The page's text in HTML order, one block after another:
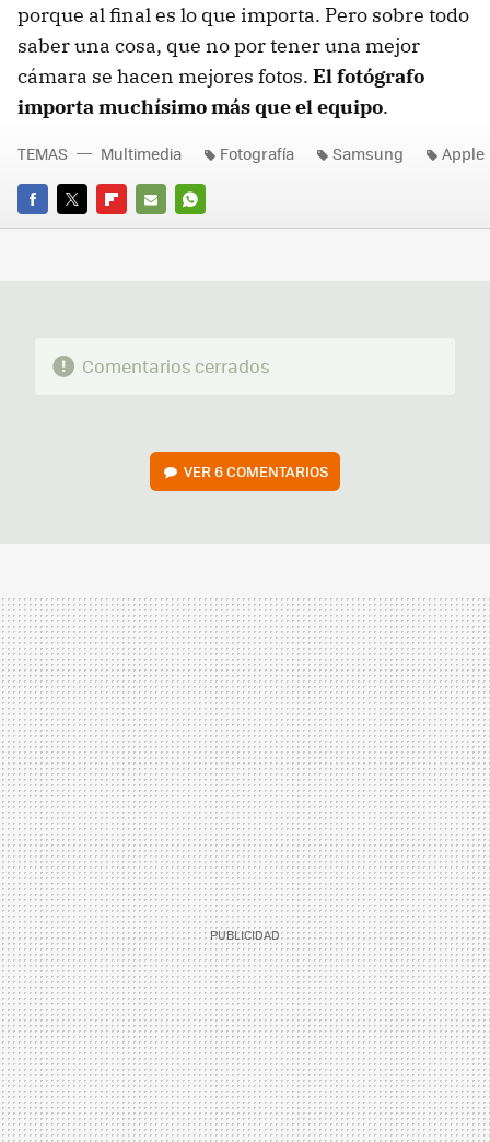
porque al final es lo que importa. Pero sobre todo
saber una cosa, que no por tener una mejor
cámara se hacen mejores fotos. El fotógrafo
importa muchísimo más que el equipo.
FACEBOOK
TWITTERFLIPBOARD
E-
WHATSAPP
TEMAS Multimedia Fotografía Samsung Apple
Comentarios cerrados
VER6 COMENTARIOS